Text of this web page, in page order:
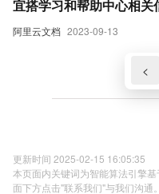
阿里云文档 2023-09-13
宜搭学习和帮助中心相
<
更新时间 2025-02-15 16:05:35
本页面内关键词为智能算法引擎
面下方点击"联系我们"与我们沟通。